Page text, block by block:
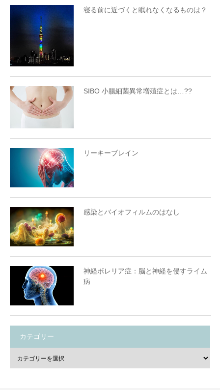
寝る前に近づくと眠れなくなるものは？
SIBO 小腸細菌異常増殖症とは…??
リーキーブレイン
感染とバイオフィルムのはなし
神経ボレリア症：脳と神経を侵すライム
病
カテゴリー